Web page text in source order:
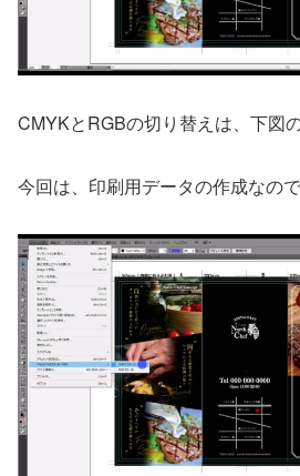
CMYKとRGBの切り替えは、下図
今回は、印刷用データの作成なの